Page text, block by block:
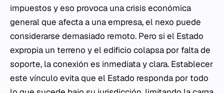
impuestos y eso provoca una crisis económica
general que afecta a una empresa, el nexo puede
considerarse demasiado remoto. Pero si el Estado
expropia un terreno y el edificio colapsa por falta de
soporte, la conexión es inmediata y clara. Establecer
este vínculo evita que el Estado responda por todo